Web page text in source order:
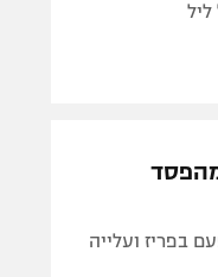
אי פעם בפריז ועלייה